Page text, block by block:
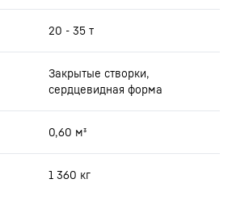
20 - 35 т
Закрытые створки,
сердцевидная форма
0,60 м³
1 360 кг